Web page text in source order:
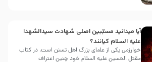
آیا میدانید مسبّبین اصلی شهادت سیدالشهدا
علیه ‌السلام کیانند؟
خوارزمی یکی از علمای بزرگ اهل تسنن است، در کتاب
مقتل الحسین علیه ‌السلام خود چنین اعتراف